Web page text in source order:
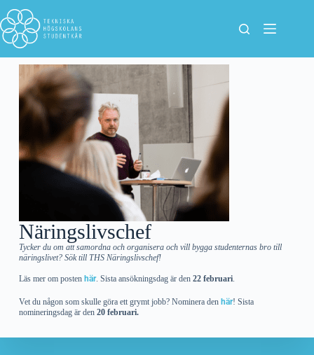
Näringslivschef
Tycker du om att samordna och organisera och vill bygga studenternas bro till
näringslivet? Sök till THS Näringslivschef!
Läs mer om posten här. Sista ansökningsdag är den 22 februari.
Vet du någon som skulle göra ett grymt jobb? Nominera den här! Sista
nomineringsdag är den 20 februari.